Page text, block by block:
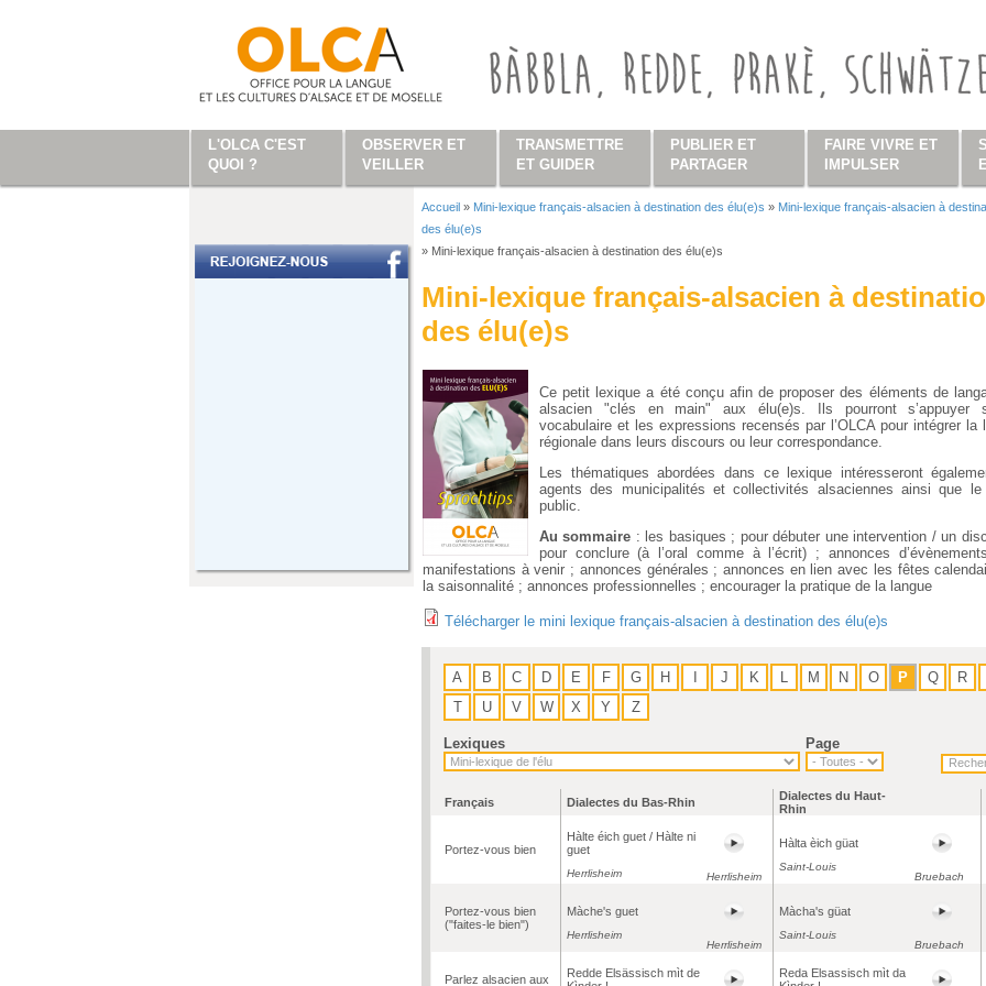
Vous êtes ici
Accueil » Mini-lexique français-alsacien à destination des élu(e)s » Mini-lexique français-alsacien à
des élu(e)s
» Mini-lexique français-alsacien à destination des élu(e)s
Mini-lexique français-alsacien à
des élu(e)s
Ce petit lexique a été conçu afin de proposer des éléments de
alsacien "clés en main" aux élu(e)s. Ils pourront s’appuyer
vocabulaire et les expressions recensés par l’OLCA pour intégrer la
régionale dans leurs discours ou leur correspondance.
Les thématiques abordées dans ce lexique intéresseront
agents des municipalités et collectivités alsaciennes ainsi que le
public.
Au sommaire : les basiques ; pour débuter une intervention / un
pour conclure (à l’oral comme à l’écrit) ; annonces
manifestations à venir ; annonces générales ; annonces en lien avec les fêtes
la saisonnalité ; annonces professionnelles ; encourager la pratique de la langue
Télécharger le mini lexique français-alsacien à destination des élu(e)s
A B C D E F G H J K M N O P Q R
T
U V W X Y Z
Lexiques Page
Français Dialectes du Bas-Rhin
Dialectes du Haut-
Rhin
Portez-vous bien
Hàlte éich guet / Hàlte ni
guet
Herrlisheim Herrlisheim
Hàlta èich güat
Saint-Louis
Bruebach
Portez-vous bien
("faites-le bien")
Màche's guet
Herrlisheim
Herrlisheim
Màcha's güat
Saint-Louis
Bruebach
Parlez alsacien aux
Redde Elsässisch mìt de
Reda Elsassisch mìt da
L'OLCA C'EST
QUOI ?
OBSERVER ET
VEILLER
TRANSMETTRE
ET GUIDER
PUBLIER ET
PARTAGER
FAIRE VIVRE ET
IMPULSER